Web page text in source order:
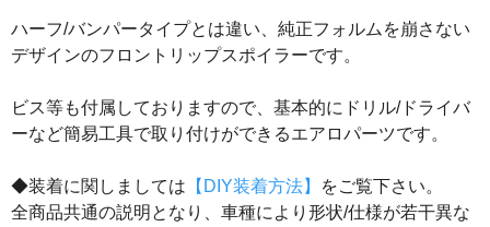
ハーフ/バンパータイプとは違い、純正フォルムを崩さない
デザインのフロントリップスポイラーです。
ビス等も付属しておりますので、基本的にドリル/ドライバ
ーなど簡易工具で取り付けができるエアロパーツです。
◆装着に関しましては 【DIY装着方法】
をご覧下さい。
全商品共通の説明となり、車種により形状/仕様が若干異な